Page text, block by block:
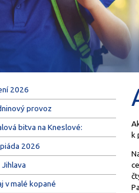
2026
provoz
bitva na Kneslové:
2026
v malé kopané
k